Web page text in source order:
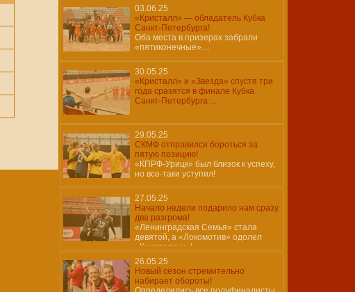
03.06.25
«Кристалл» — обладатель Кубка
Санкт-Петербурга!
Оба места в призерах забрали
«пятиконечные»…
30.05.25
«Кристалл» и «Звезда» спустя три
года сразятся в финале Кубка
Санкт-Петербурга ...
29.05.25
СКМФ отправился бороться за
пятую позицию!
«КПРФ-Урицк» был близок к успеху,
но все-таки уступил!
27.05.25
Начало недели подарило нам сразу
два разгрома!
«Ленинградская Семья» стала
девятой, а «Локомотив» одолел
«Кристалл-м»!
26.05.25
Новый сезон стремительно
набирает обороты!